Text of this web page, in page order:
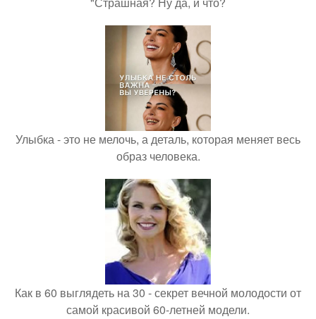
Улыбка - это не мелочь, а деталь, которая меняет весь
образ человека.
Как в 60 выглядеть на 30 - секрет вечной молодости от
самой красивой 60-летней модели.